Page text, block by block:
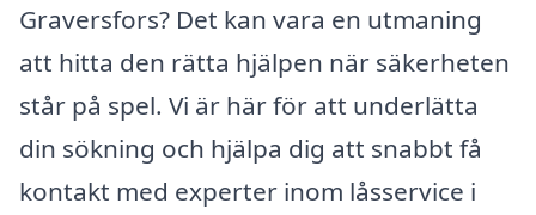
Graversfors? Det kan vara en utmaning
att hitta den rätta hjälpen när säkerheten
står på spel. Vi är här för att underlätta
din sökning och hjälpa dig att snabbt få
kontakt med experter inom låsservice i